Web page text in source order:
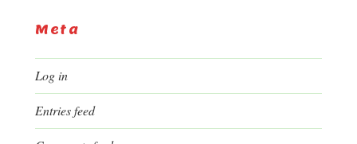
Meta
Log in
Entries feed